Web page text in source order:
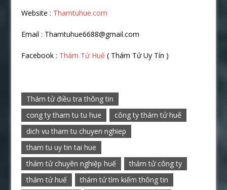
Website : Thamtuhue.com
Email : Thamtuhue6688@gmail.com
Facebook : Thám Tử Huế ( Thám Tử Uy Tín )
Thám tử điều tra thông tin
cong ty tham tu tu hue
công ty thám tử huế
dich vu tham tu chuyen nghiep
tham tu uy tin tai hue
thám tử chuyên nghiệp huế
thám tử công ty
thám tử huế
thám tử tìm kiếm thông tin